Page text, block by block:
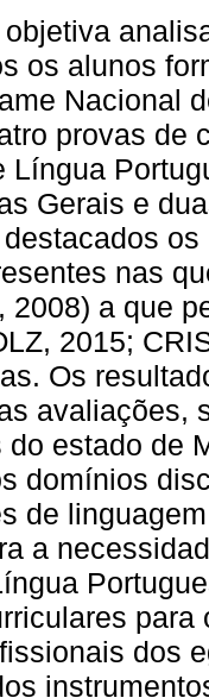
os alunos
Nacional
provas de
Língua
Gerais e
nas
2008) a que
2015;
Os
avaliações,
do estado de
domínios
de
a
dos